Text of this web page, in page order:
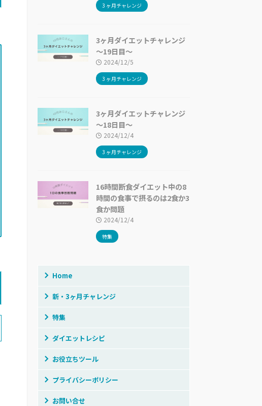
3 ヶ月チャレンジ
3ヶ月ダイエットチャレンジ
〜19日目〜
2024/12/5
3 ヶ月チャレンジ
3ヶ月ダイエットチャレンジ
〜18日目〜
2024/12/4
3 ヶ月チャレンジ
16時間断食ダイエット中の8
時間の食事で摂るのは2食か3
食か問題
2024/12/4
特集
Home
新・3ヶ月チャレンジ
特集
ダイエットレシピ
お役立ちツール
プライバシーポリシー
お問い合せ